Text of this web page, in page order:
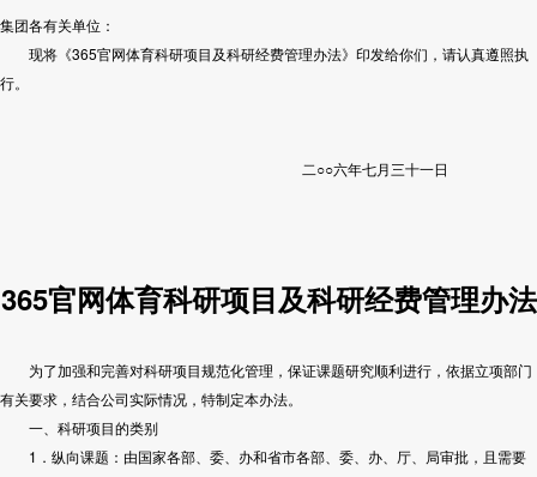
集团各有关单位：
现将《365官网体育科研项目及科研经费管理办法》印发给你们，请认真遵照执
行。
二○○六年七月三十一日
365官网体育科研项目及科研经费管理办法
为了加强和完善对科研项目规范化管理，保证课题研究顺利进行，依据立项部门
有关要求，结合公司实际情况，特制定本办法。
一、科研项目的类别
1．纵向课题：由国家各部、委、办和省市各部、委、办、厅、局审批，且需要